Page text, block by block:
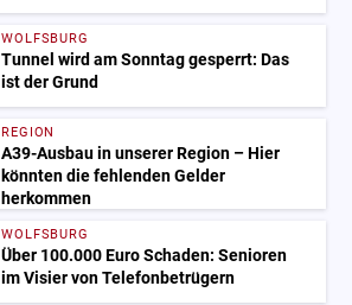
WOLFSBURG
Tunnel wird am Sonntag gesperrt: Das
ist der Grund
REGION
A39-Ausbau in unserer Region – Hier
könnten die fehlenden Gelder
herkommen
WOLFSBURG
Über 100.000 Euro Schaden: Senioren
im Visier von Telefonbetrügern